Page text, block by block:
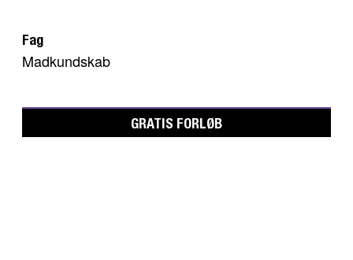
Fag
Madkundskab
GRATIS FORLØB